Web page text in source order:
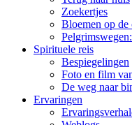
Zoekertjes
Bloemen op de
Spirituele reis
Bespiegelingen
Foto en film
De weg naar
Ervaringen